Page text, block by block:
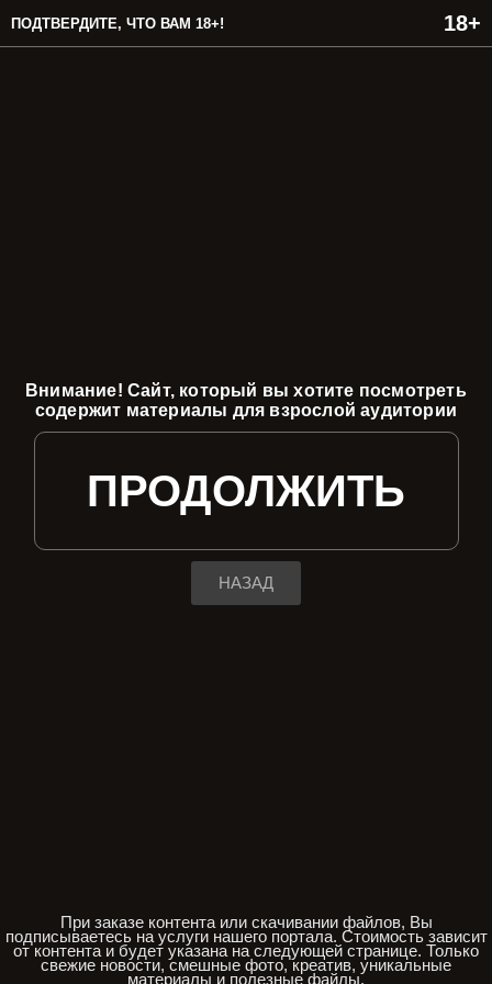
ПОДТВЕРДИТЕ, ЧТО ВАМ 18+!
Внимание! Сайт, который вы хотите посмотреть
содержит материалы для взрослой аудитории
ПРОДОЛЖИТЬ
НАЗАД
При заказе контента или скачивании файлов, Вы
подписываетесь на услуги нашего портала. Стоимость зависит
от контента и будет указана на следующей странице. Только
свежие новости, смешные фото, креатив, уникальные
материалы и полезные файлы.